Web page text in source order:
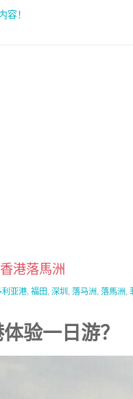
！
港落馬洲
利亚港, 福田, 深圳, 落马洲, 落馬洲,
验一日游？